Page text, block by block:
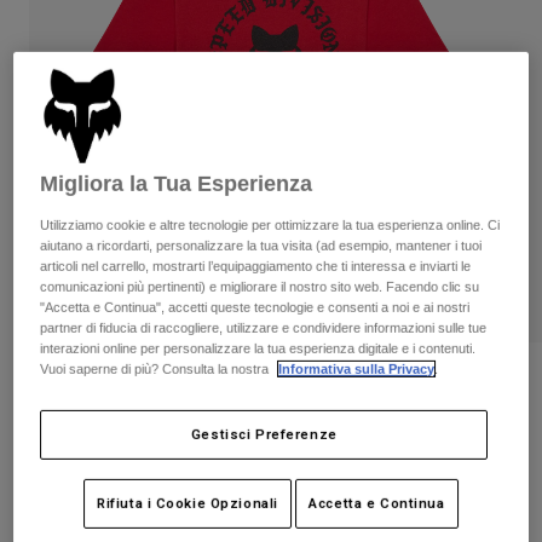
Pantaloni
Pantaloncini
Giacche
Guanti
Protezioni
Maschere
Calze
Accessori
Parti di ricambio
Pantaloni
Guanti
Maschere
Calze
Borse e accessori
Parti di ricambio
Vedi tutto
Donna
T-shirt
Felpe
Giacche
Pantaloni & Pantaloncini
Camicie
Vedi tutto
Bambini
Protezioni
Calze
Vedi tutto
Moto
Caschi
Maglie​
Pantaloni
T-shirt da ragazzo Badge
38448-581-YL
Price reduced from
€ 24.99 to
Migliora la Tua Esperienza
Utilizziamo cookie e altre tecnologie per ottimizzare la tua esperienza online. Ci
aiutano a ricordarti, personalizzare la tua visita (ad esempio, mantener i tuoi
articoli nel carrello, mostrarti l’equipaggiamento che ti interessa e inviarti le
comunicazioni più pertinenti) e migliorare il nostro sito web. Facendo clic su
"Accetta e Continua", accetti queste tecnologie e consenti a noi e ai nostri
partner di fiducia di raccogliere, utilizzare e condividere informazioni sulle tue
interazioni online per personalizzare la tua esperienza digitale e i contenuti.
Vuoi saperne di più? Consulta la nostra
Informativa sulla Privacy
Gestisci Preferenze
Rifiuta i Cookie Opzionali Accetta e Continua